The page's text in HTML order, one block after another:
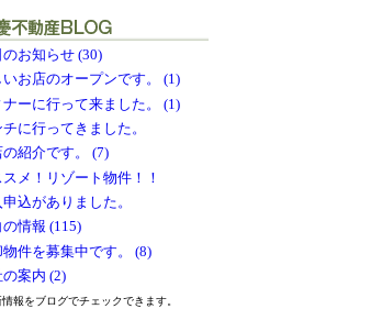
のお知らせ (30)
いお店のオープンです。 (1)
ナーに行って来ました。 (1)
チに行ってきました。
の紹介です。 (7)
スメ！リゾート物件！！
込がありました。
の情報 (115)
物件を募集中です。 (8)
の案内 (2)
報をブログでチェックできます。